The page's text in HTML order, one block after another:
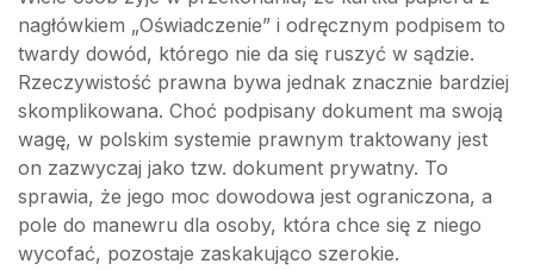
nagłówkiem „Oświadczenie” i odręcznym podpisem to
twardy dowód, którego nie da się ruszyć w sądzie.
Rzeczywistość prawna bywa jednak znacznie bardziej
skomplikowana. Choć podpisany dokument ma swoją
wagę, w polskim systemie prawnym traktowany jest
on zazwyczaj jako tzw. dokument prywatny. To
sprawia, że jego moc dowodowa jest ograniczona, a
pole do manewru dla osoby, która chce się z niego
wycofać, pozostaje zaskakująco szerokie.